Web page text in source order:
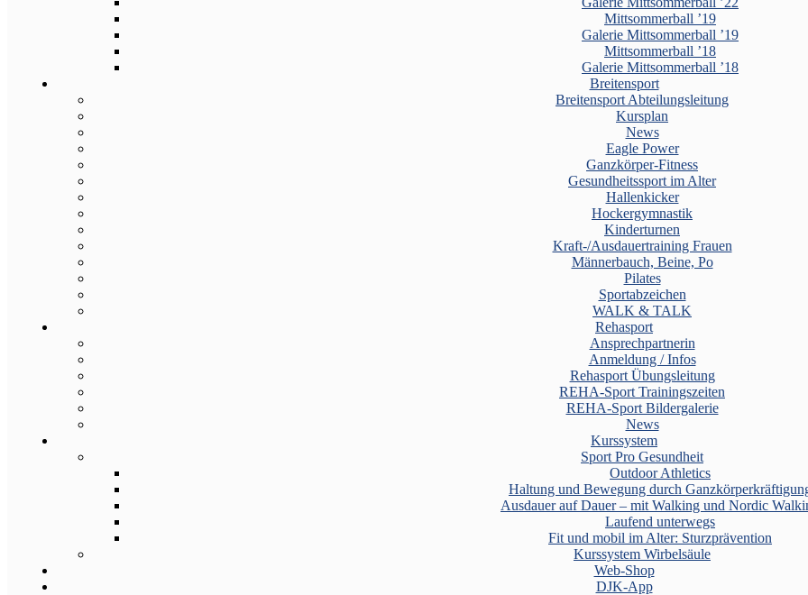
Mittsommerball ’19
Galerie Mittsommerball ’19
Mittsommerball ’18
Galerie Mittsommerball ’18
Breitensport
Breitensport Abteilungsleitung
Kursplan
News
Eagle Power
Ganzkörper-Fitness
Gesundheitssport im Alter
Hallenkicker
Hockergymnastik
Kinderturnen
Kraft-/Ausdauertraining Frauen
Männerbauch, Beine, Po
Pilates
Sportabzeichen
WALK & TALK
Rehasport
Ansprechpartnerin
Anmeldung / Infos
Rehasport Übungsleitung
REHA-Sport Trainingszeiten
REHA-Sport Bildergalerie
News
Kurssystem
Sport Pro Gesundheit
Outdoor Athletics
Haltung und Bewegung durch
Ausdauer auf Dauer – mit Walking und Nordic
Laufend unterwegs
Fit und mobil im Alter: Sturzprävention
Kurssystem Wirbelsäule
Web-Shop
DJK-App